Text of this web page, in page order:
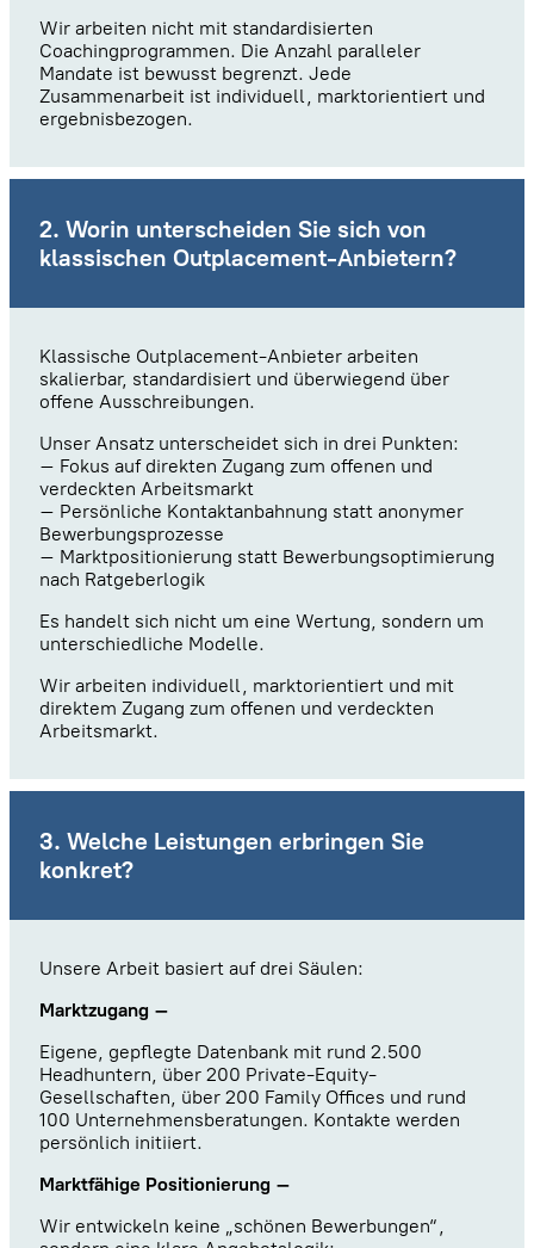
Wir arbeiten nicht mit standardisierten
Coachingprogrammen. Die Anzahl paralleler
Mandate ist bewusst begrenzt. Jede
Zusammenarbeit ist individuell, marktorientiert und
ergebnisbezogen.
2. Worin unterscheiden Sie sich von
klassischen Outplacement-Anbietern?
Klassische Outplacement-Anbieter arbeiten
skalierbar, standardisiert und überwiegend über
offene Ausschreibungen.
Unser Ansatz unterscheidet sich in drei Punkten:
– Fokus auf direkten Zugang zum offenen und
verdeckten Arbeitsmarkt
– Persönliche Kontaktanbahnung statt anonymer
Bewerbungsprozesse
– Marktpositionierung statt Bewerbungsoptimierung
nach Ratgeberlogik
Es handelt sich nicht um eine Wertung, sondern um
unterschiedliche Modelle.
Wir arbeiten individuell, marktorientiert und mit
direktem Zugang zum offenen und verdeckten
Arbeitsmarkt.
3. Welche Leistungen erbringen Sie
konkret?
Unsere Arbeit basiert auf drei Säulen:
Marktzugang –
Eigene, gepflegte Datenbank mit rund 2.500
Headhuntern, über 200 Private-Equity-
Gesellschaften, über 200 Family Offices und rund
100 Unternehmensberatungen. Kontakte werden
persönlich initiiert.
Marktfähige Positionierung –
Wir entwickeln keine „schönen Bewerbungen“,